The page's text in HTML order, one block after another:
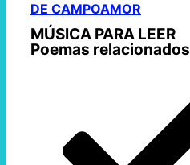
DE CAMPOAMOR
MÚSICA PARA LEER
Poemas relacionados